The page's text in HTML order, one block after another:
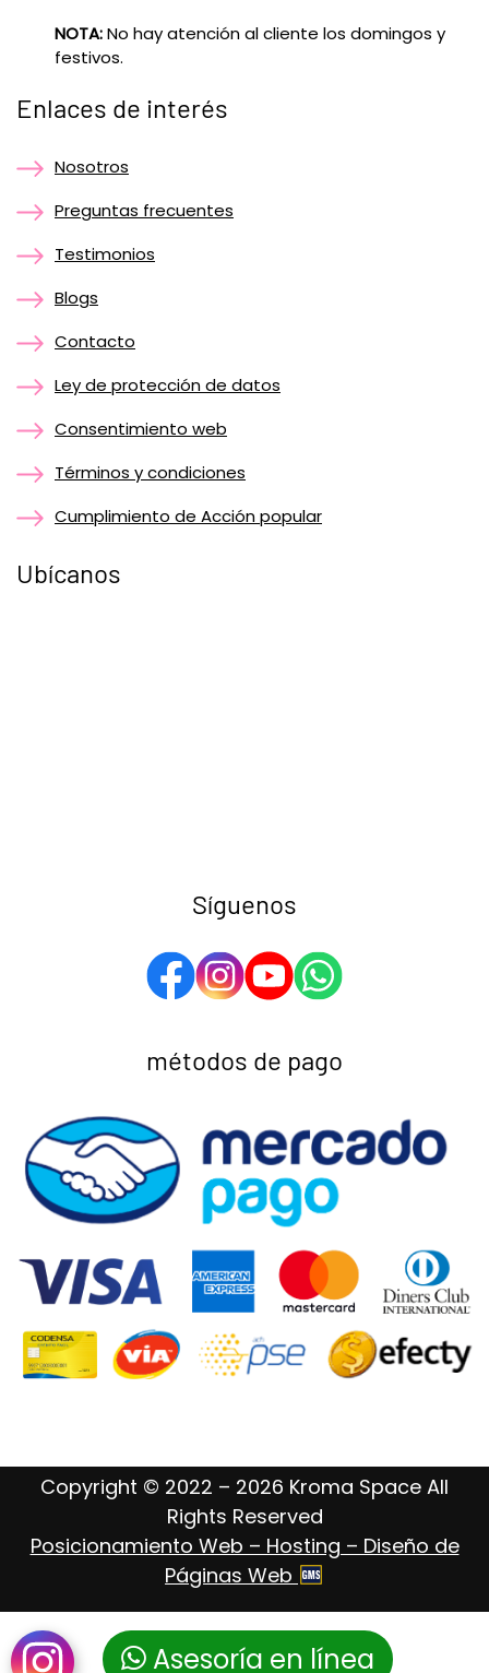
Asesoría en línea
NOTA:No hay atención al cliente los domingos y
festivos.
Enlaces de interés
Nosotros
Preguntas frecuentes
Testimonios
Blogs
Contacto
Ley de protección de datos
Consentimiento web
Términos y condiciones
Cumplimiento de Acción popular
Ubícanos
Síguenos
métodos de pago
Copyright © 2022 – 2026 Kroma Space All
Rights Reserved
Posicionamiento Web – Hosting – Diseño de
Páginas Web